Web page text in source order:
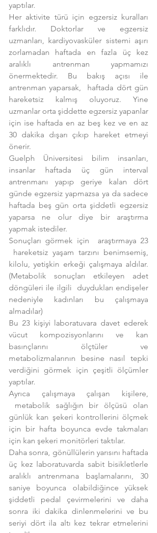
yaptılar.
Her aktivite türü için egzersiz kuralları
farklıdır. Doktorlar ve egzersiz
uzmanları, kardiyovasküler sistemi aşırı
zorlamadan haftada en fazla üç kez
aralıklı antrenman yapmamızı
önermektedir. Bu bakış açısı ile
antrenman yaparsak,  haftada dört gün
hareketsiz kalmış oluyoruz. Yine
uzmanlar orta şiddette egzersiz yapanlar
için ise haftada en az beş kez ve en az
30 dakika dışarı çıkıp hareket etmeyi
önerir.
Guelph Üniversitesi bilim insanları,
insanlar haftada üç gün interval
antrenmanı yapıp geriye kalan dört
günde egzersiz yapmazsa ya da sadece
haftada beş gün orta şiddetli egzersiz
yaparsa ne olur diye bir araştırma
yapmak istediler.
Sonuçları görmek için  araştırmaya 23
hareketsiz yaşam tarzını benimsemiş,
kilolu, yetişkin erkeği çalışmaya aldılar.
(Metabolik sonuçları etkileyen adet
döngüleri ile ilgili  duydukları endişeler
nedeniyle kadınları bu çalışmaya
almadılar)
Bu 23 kişiyi laboratuvara davet ederek
vücut kompozisyonlarını ve kan
basınçlarını ölçtüler ve
metabolizmalarının besine nasıl tepki
verdiğini görmek için çeşitli ölçümler
yaptılar.
Ayrıca çalışmaya çalışan kişilere,
metabolik sağlığın bir ölçüsü olan
günlük kan şekeri kontrollerini ölçmek
için bir hafta boyunca evde takmaları
için kan şekeri monitörleri taktılar.
Daha sonra, gönüllülerin yarısını haftada
üç kez laboratuvarda sabit bisikletlerle
aralıklı antrenmana başlamalarını, 30
saniye boyunca olabildiğince yüksek
şiddetli pedal çevirmelerini ve daha
sonra iki dakika dinlenmelerini ve bu
seriyi dört ila altı kez tekrar etmelerini